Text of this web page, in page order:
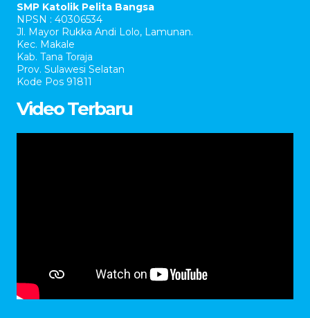
SMP Katolik Pelita Bangsa
NPSN : 40306534
Jl. Mayor Rukka Andi Lolo, Lamunan.
Kec. Makale
Kab. Tana Toraja
Prov. Sulawesi Selatan
Kode Pos 91811
Video Terbaru